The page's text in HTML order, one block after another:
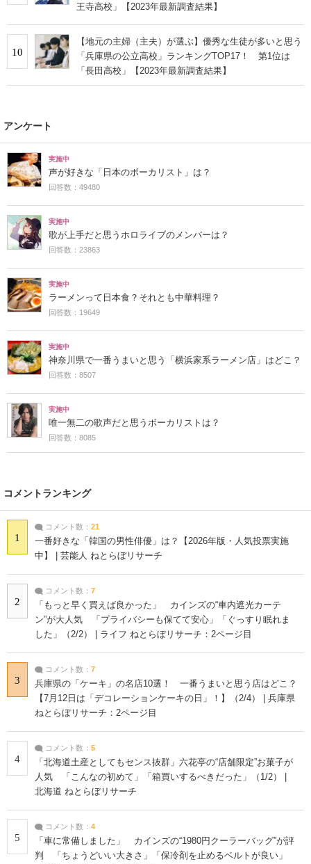
王寺高校」【2023年最新調査結果】
10
【地元の主婦（主夫）が選ぶ】優秀な生徒が多いと思う
「兵庫県の公立高校」ランキングTOP17！ 第1位は
「長田高校」【2023年最新調査結果】
アンケート
実施中
声が好きな「日本のボーカリスト」は？
回答数：49480
実施中
歌が上手だと思うホロライブのメンバーは？
回答数：23863
実施中
ラーメンって日本食？それとも中華料理？
回答数：19649
実施中
神奈川県で一番うまいと思う「横浜家系ラーメン店」はどこ？
回答数：8507
実施中
唯一無二の歌声だと思うボーカリストは？
回答数：8085
コメントランキング
1
コメント数： 21
一番好きな「韓国の男性俳優」は？【2026年版・人気投票実施
中】 | 芸能人 ねとらぼリサーチ
2
コメント数： 7
「もっと早く買えば良かった」 カインズの“車内遮光カーテ
ン”が大人気 「プライバシーも保てて安心」「ぐっすり眠れま
した」（2/2） | ライフ ねとらぼリサーチ：2ページ目
3
コメント数： 7
兵庫県の「ケーキ」の名店10選！ 一番うまいと思う店はどこ？
【7月12日は「デコレーションケーキの日」！】（2/4） | 兵庫県
ねとらぼリサーチ：2ページ目
4
コメント数： 5
「北海道土産としてもセンス抜群」六花亭の“店舗限定”お菓子が
人気 「こんなの初めて」「箱買いするべきだった」（1/2） |
北海道 ねとらぼリサーチ
5
コメント数： 4
「車に常備しました」 カインズの“1980円クーラーバッグ”が評
判 「ちょうどいい大きさ」「保冷剤を止めるベルトが良い」